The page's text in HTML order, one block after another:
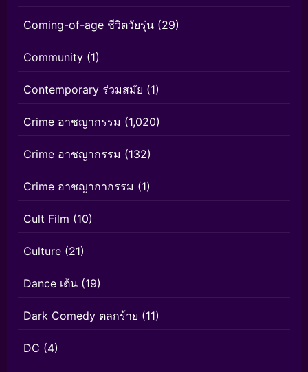
Coming-of-age ชีวิตวัยรุ่น (29)
Community (1)
Contemporary ร่วมสมัย (1)
Crime อาชญากรรม (1,020)
Crime อาชญากรรม (132)
Crime อาชญากากรรม (1)
Cult Film (10)
Culture (21)
Dance เต้น (19)
Dark Comedy ตลกร้าย (11)
DC (4)